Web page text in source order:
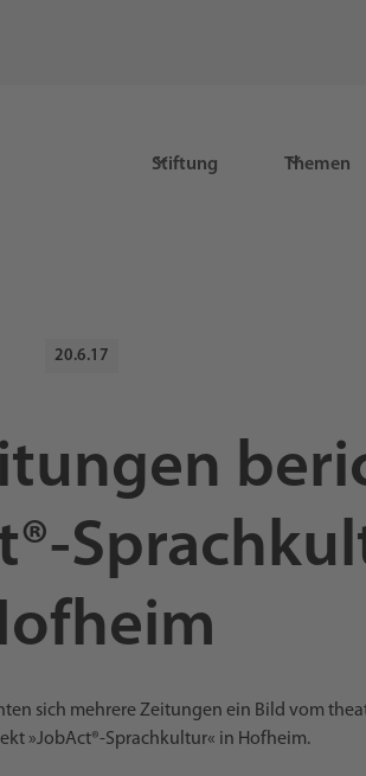
Stiftung Themen
20.6.17
sich mehrere Zeitungen ein Bild vom
»JobAct®-Sprachkultur« in Hofheim.